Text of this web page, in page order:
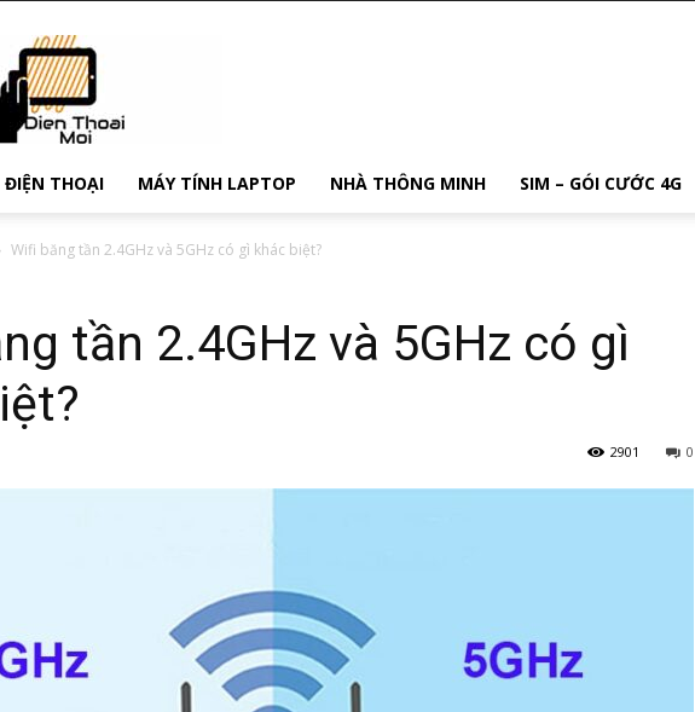
Điện
Thoại
Mới
ĐIỆN THOẠI MÁY TÍNH LAPTOP NHÀ THÔNG MINH SIM – GÓI CƯỚC 4G
Wifi băng tần 2.4GHz và 5GHz có gì khác biệt?
tần 2.4GHz và 5GHz có gì
0
2901